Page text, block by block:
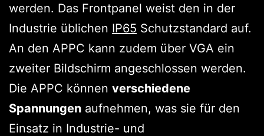
werden. Das Frontpanel weist den in der
Industrie üblichen IP65 Schutzstandard auf.
An den APPC kann zudem über VGA ein
zweiter Bildschirm angeschlossen werden.
Die APPC können verschiedene
Spannungen aufnehmen, was sie für den
Einsatz in Industrie- und